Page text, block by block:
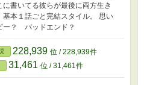
書いてる彼らが最後に両方生き
本１話ごと完結スタイル。 思い
ー？ バッドエンド？
228,939 位 / 228,939件
31,461 位 / 31,461件